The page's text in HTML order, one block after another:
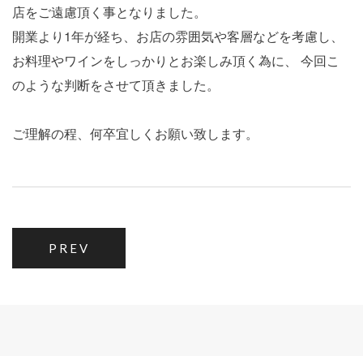
店をご遠慮頂く事となりました。
開業より1年が経ち、お店の雰囲気や客層などを考慮し、
お料理やワインをしっかりとお楽しみ頂く為に、 今回こ
のような判断をさせて頂きました。
ご理解の程、何卒宜しくお願い致します。